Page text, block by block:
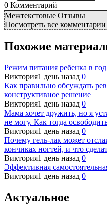
0 Комментарий
Межтекстовые Отзывы
Посмотреть все комментарии
Похожие
Режим питания ребенка в год
Виктория1 день назад 0
Как правильно обсуждать
конструктивное решение
Виктория1 день назад 0
Мама хочет дружить, но я
не могу. Как тогда
Виктория1 день назад 0
Почему гель-лак может
кончиках ногтей, и что
Виктория1 день назад 0
Эффективная
Виктория1 день назад 0
Актуальное